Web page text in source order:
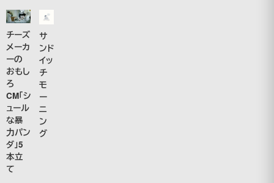
チーズ
メーカ
ーの
おもし
ろ
CM「シ
ュール
な暴
力パン
ダ」5
本立
て
サ
ンド
イッ
チ
モ
ー
ニ
ン
グ